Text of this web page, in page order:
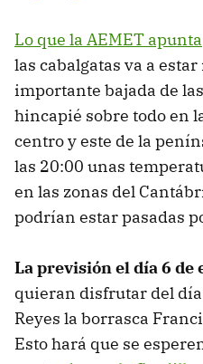
Lo que la AEMET apunta
las cabalgatas va a
importante bajada de
hincapié sobre todo en
centro y este de la
las 20:00 unas
en las zonas del
podrían estar pasadas
La previsión el día 6 de
quieran disfrutar del
Reyes la borrasca
Esto hará que se